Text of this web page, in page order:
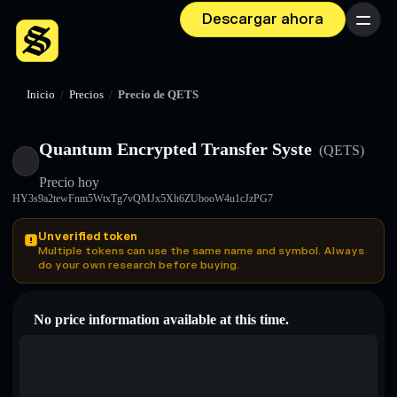
Descargar ahora Menú
Inicio / Precios / Precio de QETS
Quantum Encrypted Transfer Syste (QETS)
Precio hoy
HY3s9a2tewFnm5WtxTg7vQMJx5Xh6ZUbooW4u1cJzPG7
Unverified token
Multiple tokens can use the same name and symbol. Always
do your own research before buying.
No price information available at this time.